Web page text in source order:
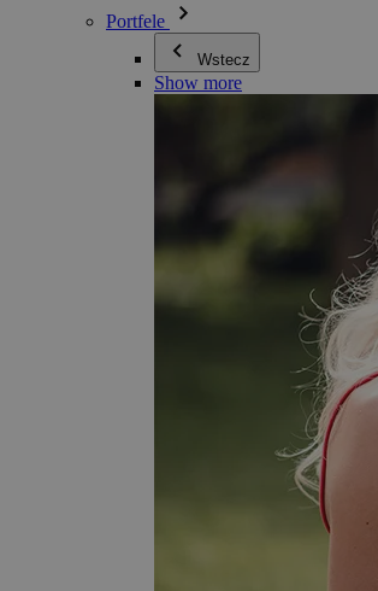
Portfele
Wstecz
Show more